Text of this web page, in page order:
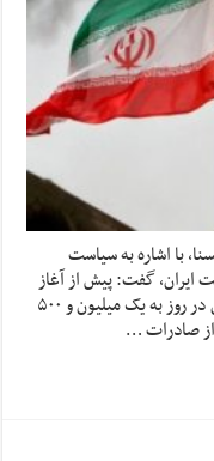
با اشاره به سیاست
ایران، گفت: پیش از آغاز
چنین سیاستی توسط آمریکا، صادرات نفت ایران در روز به یک میلیون و ۵۰۰
صادرات …